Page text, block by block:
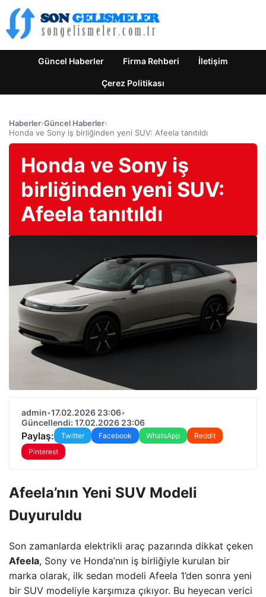
Güncel Haberler Firma Rehberi İletişim
Çerez Politikası
Haberler›Güncel Haberler›
Honda ve Sony iş birliğinden yeni SUV: Afeela tanıtıldı
Honda ve Sony iş
birliğinden yeni SUV:
Afeela tanıtıldı
admin•17.02.2026 23:06•
Güncellendi: 17.02.2026 23:06
Paylaş: Twitter Facebook WhatsApp
Reddit
Pinterest
Afeela’nın Yeni SUV Modeli
Duyuruldu
Son zamanlarda elektrikli araç pazarında dikkat çeken
Afeela, Sony ve Honda’nın iş birliğiyle kurulan bir
marka olarak, ilk sedan modeli Afeela 1’den sonra yeni
bir SUV modeliyle karşımıza çıkıyor. Bu heyecan verici